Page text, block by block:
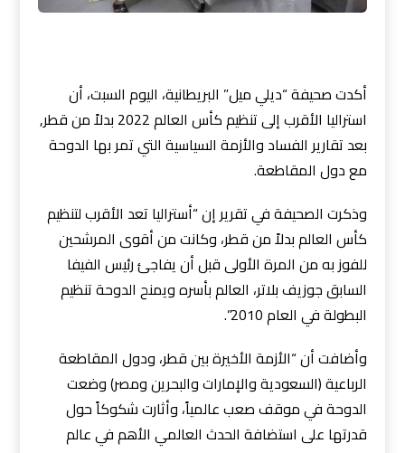
أكدت صحيفة “ديلي ميل” البريطانية، اليوم السبت، أن
استراليا الأقرب إلى تنظيم كأس العالم 2022 بدلاً من قطر,
بعد تقارير الفساد والأزمة السياسية التي تمر بها الدوحة
مع دول المقاطعة.
وذكرت الصحيفة في تقرير إن “أستراليا تعد الأقرب لتنظيم
كأس العالم بدلاً من قطر، وكانت من أقوى المرشحين
للفوز به من المرة الأولى قبل أن يفاجئ رئيس الفيفا
السابق جوزيف بلاتر، العالم بأسره ويمنح الدوحة تنظيم
البطولة في العام 2010”.
وأضافت أن “الأزمة الأخيرة بين قطر، ودول المقاطعة
الرباعية (السعودية والإمارات والبحرين ومصر) وضعت
الدوحة في موقف صعب عالمياً، وأثارت شكوكاً حول
قدرتها على استضافة الحدث العالمي الأهم في عالم